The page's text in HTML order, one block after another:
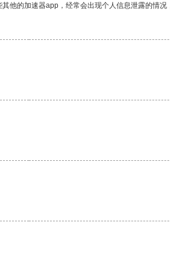
他的加速器app，经常会出现个人信息泄露的情况